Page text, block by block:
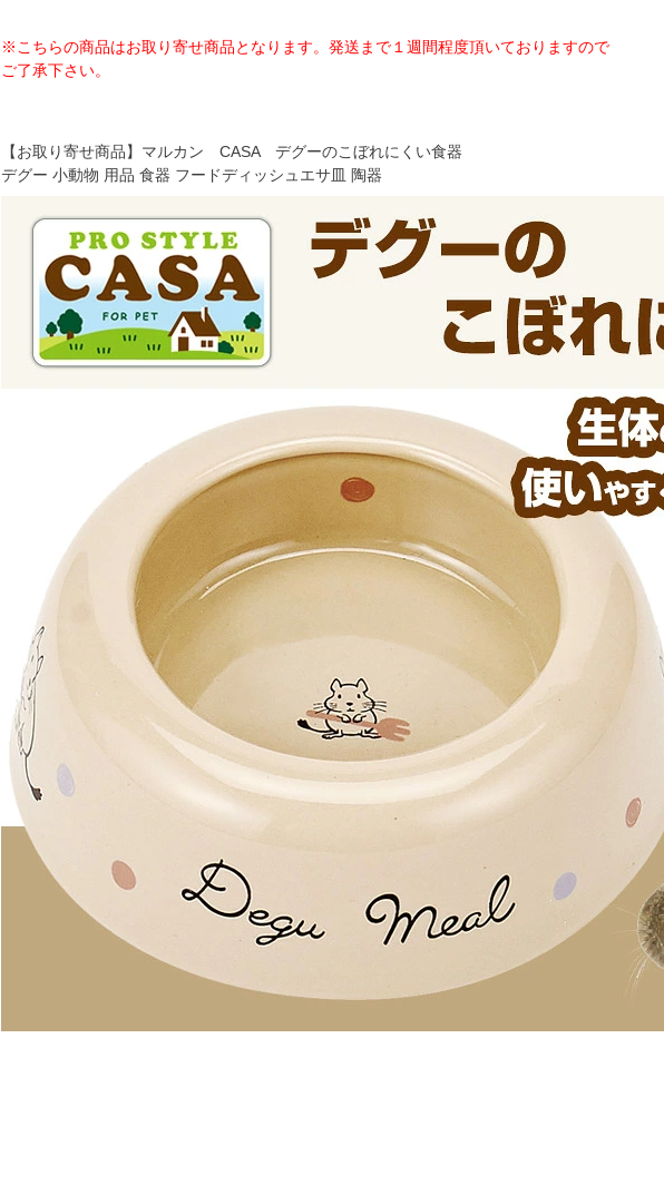
※こちらの商品はお取り寄せ商品となります。発送まで１週間程度頂いておりますので
ご了承下さい。
【お取り寄せ商品】マルカン CASA デグーのこぼれにくい食器
デグー 小動物 用品 食器 フードディッシュエサ皿 陶器